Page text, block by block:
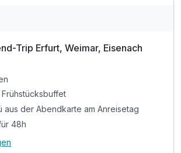
Trip Erfurt, Weimar, Eisenach
aus der Abendkarte am Anreisetag
48h